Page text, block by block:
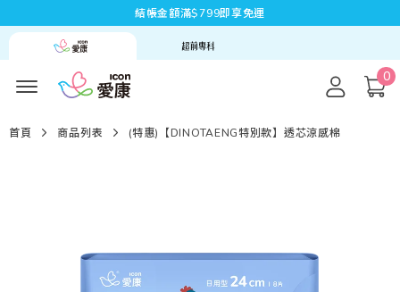
結帳金額滿$799即享免運
0
首頁 商品列表 (特惠)【DINOTAENG特別款】透芯涼感棉